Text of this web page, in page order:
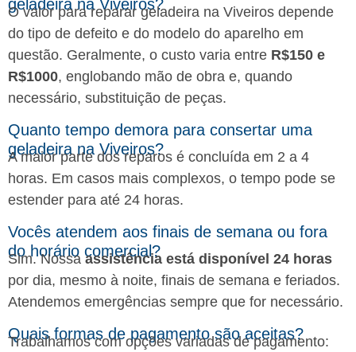
geladeira na Viveiros?
O valor para reparar geladeira na Viveiros depende
do tipo de defeito e do modelo do aparelho em
questão. Geralmente, o custo varia entre R$150 e
R$1000, englobando mão de obra e, quando
necessário, substituição de peças.
Quanto tempo demora para consertar uma
geladeira na Viveiros?
A maior parte dos reparos é concluída em 2 a 4
horas. Em casos mais complexos, o tempo pode se
estender para até 24 horas.
Vocês atendem aos finais de semana ou fora
do horário comercial?
Sim. Nossa assistência está disponível 24 horas
por dia, mesmo à noite, finais de semana e feriados.
Atendemos emergências sempre que for necessário.
Quais formas de pagamento são aceitas?
Trabalhamos com opções variadas de pagamento: